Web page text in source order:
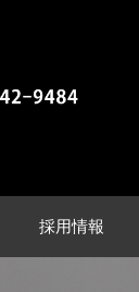
採用情報